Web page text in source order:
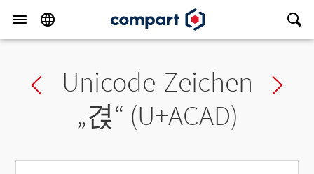
Previous char
Unicode-Zeichen
„겭“ (U+ACAD)